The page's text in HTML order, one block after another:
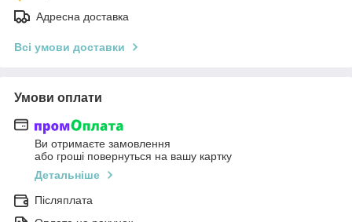
Адресна доставка
Всі умови доставки
Умови оплати
Ви отримаєте замовлення
або гроші повернуться на вашу картку
Детальніше
Післяплата